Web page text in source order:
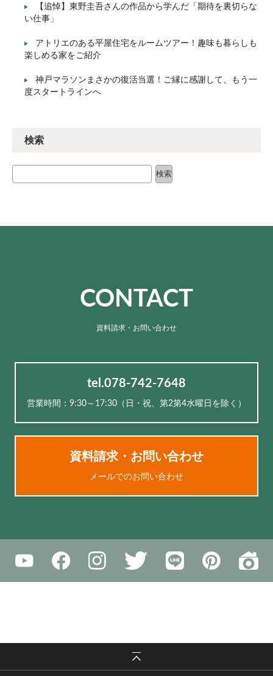
【追悼】東野圭吾さんの作品から学んだ「期待を裏切らな
い仕事」
アトリエのある平屋住宅をルームツアー！趣味も暮らしも
楽しめる家をご紹介
神戸マラソンまさかの復活当選！ご縁に感謝して、もう一
度スタートラインへ
検索
検索
検索
CONTACT
資料請求・お問い合わせ
tel.078-742-7648
営業時間：9:30～17:30（⽇・祝、第2第4水曜日を除く）
資料請求・お問い合わせ
メールでのお問い合わせ